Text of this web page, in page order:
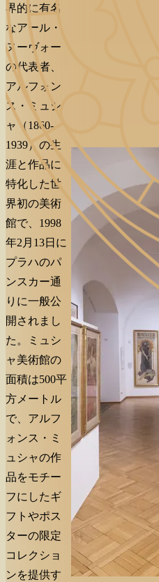
界的に有名
なアール・
ヌーヴォー
の代表者、
アルフォン
ス・ミュシ
ャ（1860-
1939）の生
涯と作品に
特化した世
界初の美術
館で、1998
年2月13日に
プラハのパ
ンスカー通
りに一般公
開されまし
た。ミュシ
ャ美術館の
面積は500平
方メートル
で、アルフ
ォンス・ミ
ュシャの作
品をモチー
フにしたギ
フトやポス
ターの限定
コレクショ
ンを提供す